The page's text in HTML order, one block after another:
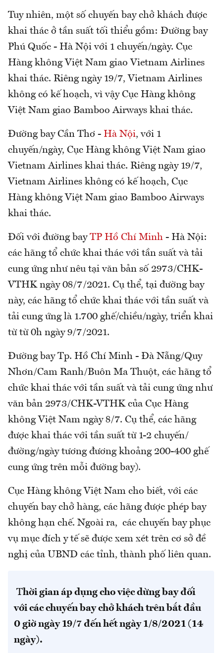
Tuy nhiên, một số chuyến bay chở khách được
khai thác ở tần suất tối thiểu gồm: Đường bay
Phú Quốc - Hà Nội với 1 chuyến/ngày. Cục
Hàng không Việt Nam giao Vietnam Airlines
khai thác. Riêng ngày 19/7, Vietnam Airlines
không có kế hoạch, vì vậy Cục Hàng không
Việt Nam giao Bamboo Airways khai thác.
Đường bay Cần Thơ - Hà Nội, với 1
chuyến/ngày, Cục Hàng không Việt Nam giao
Vietnam Airlines khai thác. Riêng ngày 19/7,
Vietnam Airlines không có kế hoạch, Cục
Hàng không Việt Nam giao Bamboo Airways
khai thác.
Đối với đường bay TP Hồ Chí Minh - Hà Nội:
các hãng tổ chức khai thác với tần suất và tải
cung ứng như nêu tại văn bản số 2973/CHK-
VTHK ngày 08/7/2021. Cụ thể, tại đường bay
này, các hãng tổ chức khai thác với tần suất và
tải cung ứng là 1.700 ghế/chiều/ngày, triển khai
từ từ 0h ngày 9/7/2021.
Đường bay Tp. Hồ Chí Minh - Đà Nẵng/Quy
Nhơn/Cam Ranh/Buôn Ma Thuột, các hãng tổ
chức khai thác với tần suất và tải cung ứng như
văn bản 2973/CHK-VTHK của Cục Hàng
không Việt Nam ngày 8/7. Cụ thể, các hãng
được khai thác với tần suất từ 1-2 chuyến/
đường/ngày tương đương khoảng 200-400 ghế
cung ứng trên mỗi đường bay).
Cục Hàng không Việt Nam cho biết, với các
chuyến bay chở hàng, các hãng được phép bay
không hạn chế. Ngoài ra, các chuyến bay phục
vụ mục đích y tế sẽ được xem xét trên cơ sở đề
nghị của UBND các tỉnh, thành phố liên quan.
Thời gian áp dụng cho việc dừng bay đối
với các chuyến bay chở khách trên bắt đầu
0 giờ ngày 19/7 đến hết ngày 1/8/2021 (14
ngày).